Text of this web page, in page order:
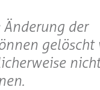
der
gelöscht